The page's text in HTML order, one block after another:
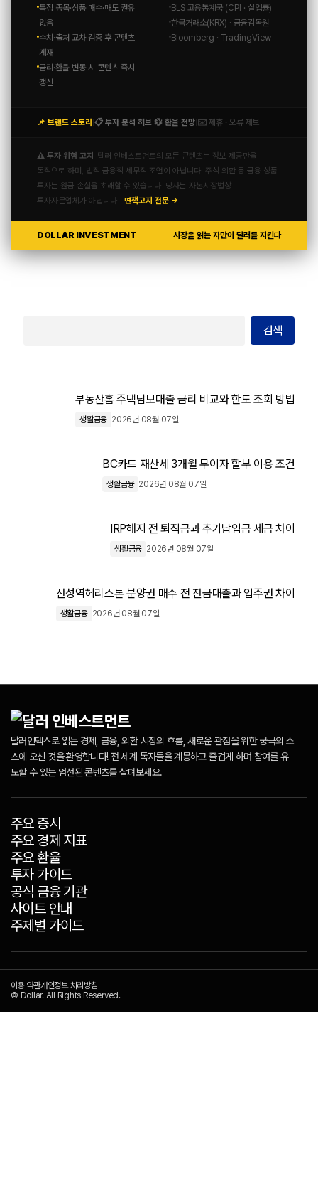
특정 종목·상품 매수·매도 권유
없음
수치·출처 교차 검증 후 콘텐츠
게재
금리·환율 변동 시 콘텐츠 즉시
갱신
BLS 고용통계국 (CPI · 실업률)
한국거래소(KRX) · 금융감독원
Bloomberg · TradingView
📌 브랜드 스토리 📋 투자 분석 허브 💱 환율 전망 ✉️ 제휴 · 오류 제보
⚠️ 투자 위험 고지
달러 인베스트먼트의 모든 콘텐츠는 정보 제공만을
목적으로 하며, 법적·금융적·세무적 조언이 아닙니다. 주식·외환 등 금융 상품
투자는 원금 손실을 초래할 수 있습니다. 당사는 자본시장법상
투자자문업체가 아닙니다. 면책고지 전문 →
DOLLAR INVESTMENT 시장을 읽는 자만이 달러를 지킨다
검색
부동산홈 주택담보대출 금리 비교와 한도 조회 방법
생활금융 2026년 08월 07일
BC카드 재산세 3개월 무이자 할부 이용 조건
생활금융 2026년 08월 07일
IRP해지 전 퇴직금과 추가납입금 세금 차이
생활금융 2026년 08월 07일
산성역헤리스톤 분양권 매수 전 잔금대출과 입주권 차이
생활금융 2026년 08월 07일
달러인덱스로 읽는 경제, 금융, 외환 시장의 흐름, 새로운 관점을 위한 궁극의 소
스에 오신 것을 환영합니다! 전 세계 독자들을 계몽하고 즐겁게 하며 참여를 유
도할 수 있는 엄선된 콘텐츠를 살펴보세요.
주요 증시
주요 경제 지표
주요 환율
투자 가이드
공식 금융 기관
사이트 안내
주제별 가이드
이용 약관개인정보 처리방침
© Dollar. All Rights Reserved.